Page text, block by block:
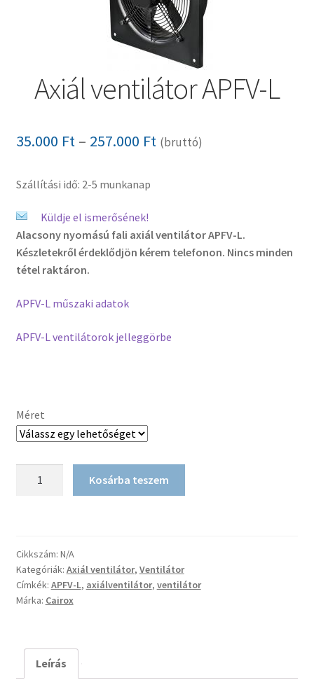
Axiál ventilátor APFV-L
35.000 Ft – 257.000 FtÁrtartomány:
(bruttó)
Szállítási idő: 2-5 munkanap
Küldje el ismerősének!
Alacsony nyomású fali axiál ventilátor APFV-L.
Készletekről érdeklődjön kérem telefonon. Nincs minden
tétel raktáron.
APFV-L műszaki adatok
APFV-L ventilátorok jelleggörbe
Méret
Kosárba teszem
Cikkszám: N/A
Kategóriák: Axiál ventilátor, Ventilátor
Címkék: APFV-L, axiálventilátor, ventilátor
Márka: Cairox
Leírás